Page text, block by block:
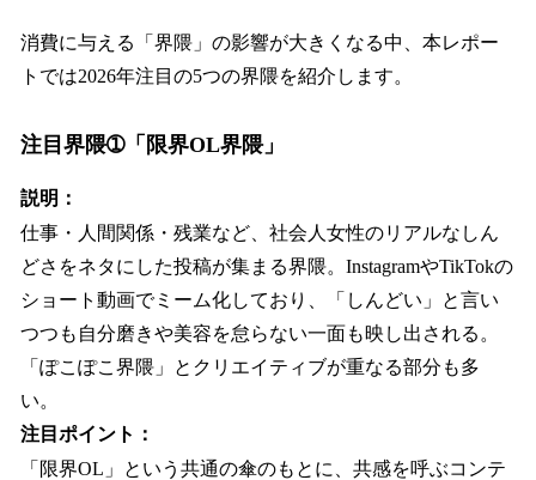
消費に与える「界隈」の影響が大きくなる中、本レポー
トでは2026年注目の5つの界隈を紹介します。
注目界隈➀「限界OL界隈」
説明：
仕事・人間関係・残業など、社会人女性のリアルなしん
どさをネタにした投稿が集まる界隈。InstagramやTikTokの
ショート動画でミーム化しており、「しんどい」と言い
つつも自分磨きや美容を怠らない一面も映し出される。
「ぽこぽこ界隈」とクリエイティブが重なる部分も多
い。
注目ポイント：
「限界OL」という共通の傘のもとに、共感を呼ぶコンテ